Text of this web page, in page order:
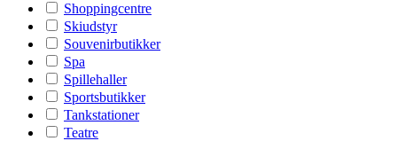
Shoppingcentre
Skiudstyr
Souvenirbutikker
Spa
Spillehaller
Sportsbutikker
Tankstationer
Teatre